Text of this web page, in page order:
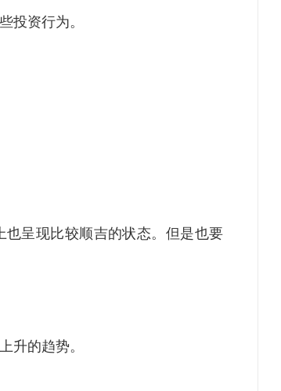
投资行为。
呈现比较顺吉的状态。但是也要
升的趋势。